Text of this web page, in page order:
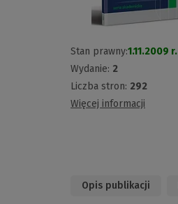
Stan prawny:1.11.2009 r.
Wydanie: 2
Liczba stron: 292
Więcej informacji
Opis publikacji